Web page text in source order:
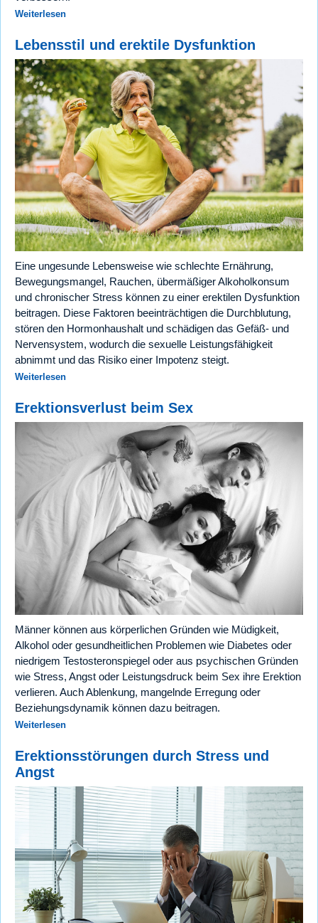
Weiterlesen
Lebensstil und erektile Dysfunktion
Eine ungesunde Lebensweise wie schlechte Ernährung,
Bewegungsmangel, Rauchen, übermäßiger Alkoholkonsum
und chronischer Stress können zu einer erektilen Dysfunktion
beitragen. Diese Faktoren beeinträchtigen die Durchblutung,
stören den Hormonhaushalt und schädigen das Gefäß- und
Nervensystem, wodurch die sexuelle Leistungsfähigkeit
abnimmt und das Risiko einer Impotenz steigt.
Weiterlesen
Erektionsverlust beim Sex
Männer können aus körperlichen Gründen wie Müdigkeit,
Alkohol oder gesundheitlichen Problemen wie Diabetes oder
niedrigem Testosteronspiegel oder aus psychischen Gründen
wie Stress, Angst oder Leistungsdruck beim Sex ihre Erektion
verlieren. Auch Ablenkung, mangelnde Erregung oder
Beziehungsdynamik können dazu beitragen.
Weiterlesen
Erektionsstörungen durch Stress und
Angst